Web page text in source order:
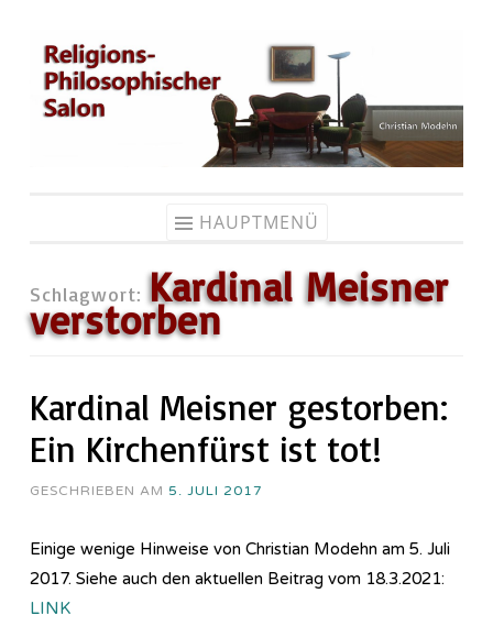
Zum
Inhalt
springen
HAUPTMENÜ
Schlagwort: Kardinal Meisner
verstorben
Kardinal Meisner gestorben:
Ein Kirchenfürst ist tot!
GESCHRIEBEN AM 5. JULI 2017
Einige wenige Hinweise von Christian Modehn am 5. Juli
2017. Siehe auch den aktuellen Beitrag vom 18.3.2021:
LINK